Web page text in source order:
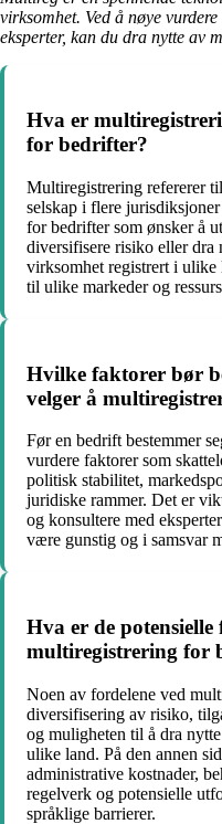
virksomhet. Ved å nøye
eksperter, kan du dra nytte av
Hva er
for bedrifter?
Multiregistrering refererer
selskap i flere
for bedrifter som ønsker å
diversifisere risiko eller dra
virksomhet registrert i ulike
til ulike markeder og
Hvilke faktorer bør
velger å
Før en bedrift bestemmer
vurdere faktorer som
politisk stabilitet,
juridiske rammer. Det er
og konsultere med
være gunstig og i samsvar
Hva er de
multiregistrering for
Noen av fordelene ved
diversifisering av risiko,
og muligheten til å dra
ulike land. På den annen
administrative kostnader,
regelverk og potensielle
språklige barrierer.